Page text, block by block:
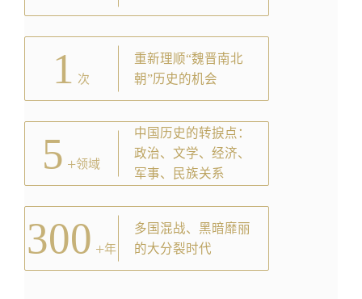
1 次
重新理顺“魏晋南北
朝”历史的机会
5 +领域
中国历史的转捩点：
政治、文学、经济、
军事、民族关系
300 +年
多国混战、黑暗靡丽
的大分裂时代